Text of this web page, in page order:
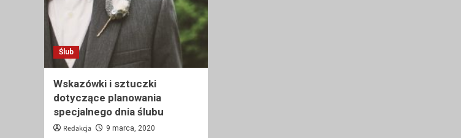
Ślub
Wskazówki i sztuczki
dotyczące planowania
specjalnego dnia ślubu
Redakcja 9 marca, 2020